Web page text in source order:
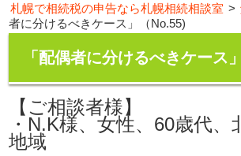
札幌で相続税の申告なら札幌相続相談室 >
者に分けるべきケース」（No.55)
「配偶者に分けるべきケース
【ご相談者様】
・ N.K様、女性、60歳代、
地域